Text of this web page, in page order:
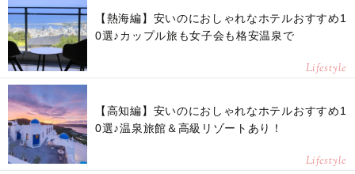
【熱海編】安いのにおしゃれなホテルおすすめ1
0選♪カップル旅も女子会も格安温泉で
Lifestyle
【高知編】安いのにおしゃれなホテルおすすめ1
0選♪温泉旅館＆高級リゾートあり！
Lifestyle